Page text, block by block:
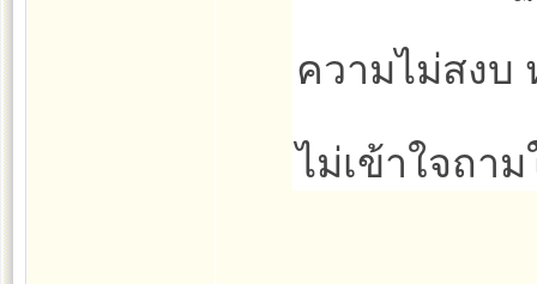
ความไม่สงบ
ไม่เข้าใจถา